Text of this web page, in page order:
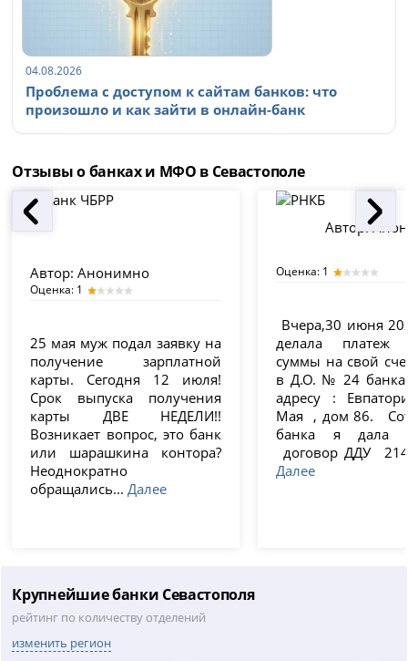
04.08.2026
Проблема с доступом к сайтам банков: что
произошло и как зайти в онлайн-банк
Отзывы о банках и МФО в Севастополе
Автор: Анонимно
Оценка: 1
25 мая муж подал заявку на
получение зарплатной
карты. Сегодня 12 июля!
Срок выпуска получения
карты ДВЕ НЕДЕЛИ!!
Возникает вопрос, это банк
или шарашкина контора?
Неоднократно
обращались...Далее
Автор:
Оценка: 1
Вчера,30 июня
делала платеж
суммы на свой
в Д.О. № 24
адресу :
Мая , дом 86.
банка я дала
договор ДДУ
Далее
Крупнейшие банки Севастополя
рейтинг по количеству отделений
изменить регион